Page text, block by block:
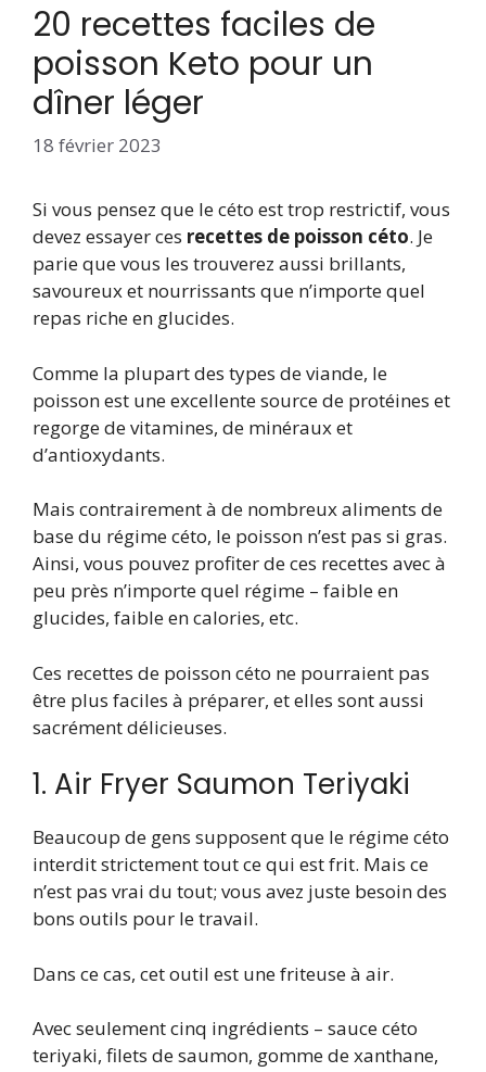
20 recettes faciles de
poisson Keto pour un
dîner léger
18 février 2023
Si vous pensez que le céto est trop restrictif, vous
devez essayer ces recettes de poisson céto. Je
parie que vous les trouverez aussi brillants,
savoureux et nourrissants que n’importe quel
repas riche en glucides.
Comme la plupart des types de viande, le
poisson est une excellente source de protéines et
regorge de vitamines, de minéraux et
d’antioxydants.
Mais contrairement à de nombreux aliments de
base du régime céto, le poisson n’est pas si gras.
Ainsi, vous pouvez profiter de ces recettes avec à
peu près n’importe quel régime – faible en
glucides, faible en calories, etc.
Ces recettes de poisson céto ne pourraient pas
être plus faciles à préparer, et elles sont aussi
sacrément délicieuses.
1. Air Fryer Saumon Teriyaki
Beaucoup de gens supposent que le régime céto
interdit strictement tout ce qui est frit. Mais ce
n’est pas vrai du tout; vous avez juste besoin des
bons outils pour le travail.
Dans ce cas, cet outil est une friteuse à air.
Avec seulement cinq ingrédients – sauce céto
teriyaki, filets de saumon, gomme de xanthane,